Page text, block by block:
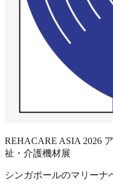
REHACARE ASIA 2026
祉・介護機材展
シンガポールのマリーナ